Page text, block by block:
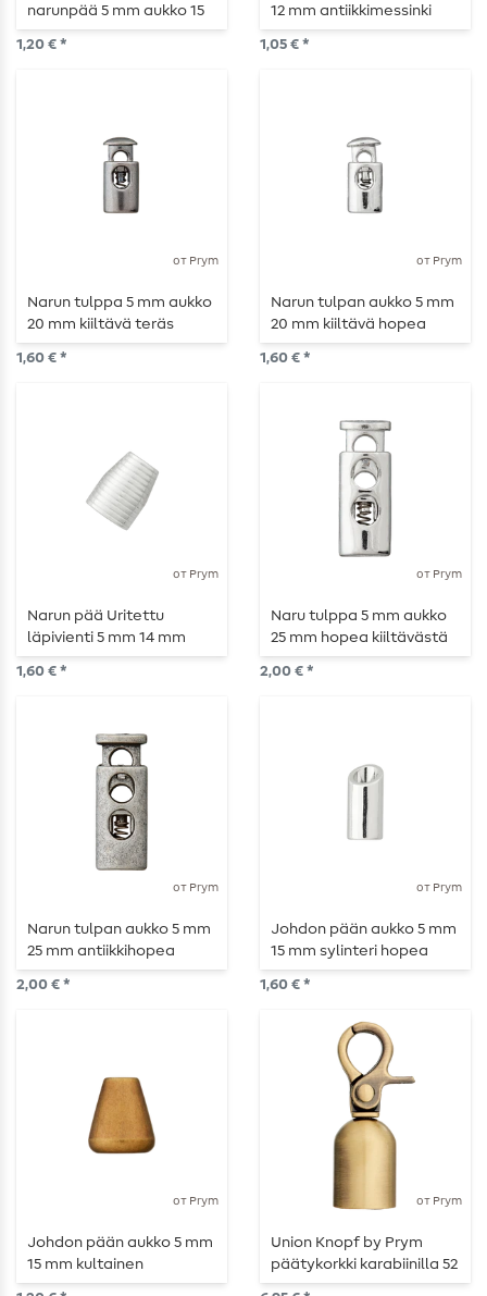
narunpää 5 mm aukko 15
mm kultainen kiiltävä
1,20 € *
12 mm antiikkimessinki
mattapintainen
1,05 € *
от Prym
Narun tulppa 5 mm aukko
20 mm kiiltävä teräs
1,60 € *
от Prym
Narun tulpan aukko 5 mm
20 mm kiiltävä hopea
1,60 € *
от Prym
Narun pää Uritettu
läpivienti 5 mm 14 mm
Hopea
1,60 € *
от Prym
Naru tulppa 5 mm aukko
25 mm hopea kiiltävästä
väristä
2,00 € *
от Prym
Narun tulpan aukko 5 mm
25 mm antiikkihopea
mattainen
2,00 € *
от Prym
Johdon pään aukko 5 mm
15 mm sylinteri hopea
1,60 € *
от Prym
Johdon pään aukko 5 mm
15 mm kultainen
mattapintainen
от Prym
Union Knopf by Prym
päätykorkki karabiinilla 52
mm antiikkimessinki